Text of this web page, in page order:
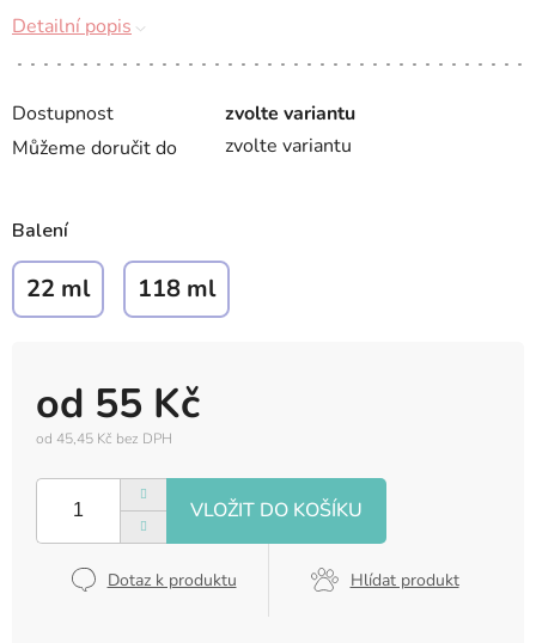
Dostupnost
zvolte variantu
Můžeme doručit do
zvolte variantu
od 55 Kč
od 45,45 Kč bez DPH
cena:
Dotaz k produktu Hlídat produkt
Balení
22 ml 118 ml
Detailní popis